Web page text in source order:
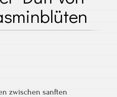
zwischen sanften